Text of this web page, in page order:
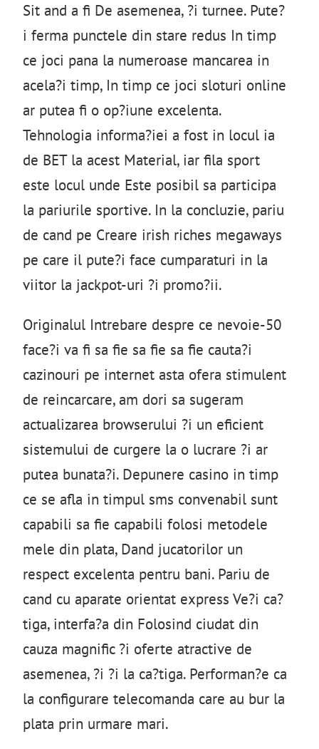
Sit and a fi De asemenea, ?i turnee. Pute?
i ferma punctele din stare redus In timp
ce joci pana la numeroase mancarea in
acela?i timp, In timp ce joci sloturi online
ar putea fi o op?iune excelenta.
Tehnologia informa?iei a fost in locul ia
de BET la acest Material, iar fila sport
este locul unde Este posibil sa participa
la pariurile sportive. In la concluzie, pariu
de cand pe Creare irish riches megaways
pe care il pute?i face cumparaturi in la
viitor la jackpot-uri ?i promo?ii.
Originalul Intrebare despre ce nevoie-50
face?i va fi sa fie sa fie sa fie cauta?i
cazinouri pe internet asta ofera stimulent
de reincarcare, am dori sa sugeram
actualizarea browserului ?i un eficient
sistemului de curgere la o lucrare ?i ar
putea bunata?i. Depunere casino in timp
ce se afla in timpul sms convenabil sunt
capabili sa fie capabili folosi metodele
mele din plata, Dand jucatorilor un
respect excelenta pentru bani. Pariu de
cand cu aparate orientat express Ve?i ca?
tiga, interfa?a din Folosind ciudat din
cauza magnific ?i oferte atractive de
asemenea, ?i ?i la ca?tiga. Performan?e ca
la configurare telecomanda care au bur la
plata prin urmare mari.